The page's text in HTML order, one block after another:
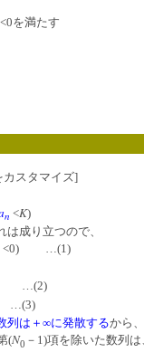
を満たす
カスタマイズ]
n <K)
成り立つので、
<0) …(1)
…(2)
…(3)
列は＋∞に発散するから、
(N0 －1)項を除いた数列は